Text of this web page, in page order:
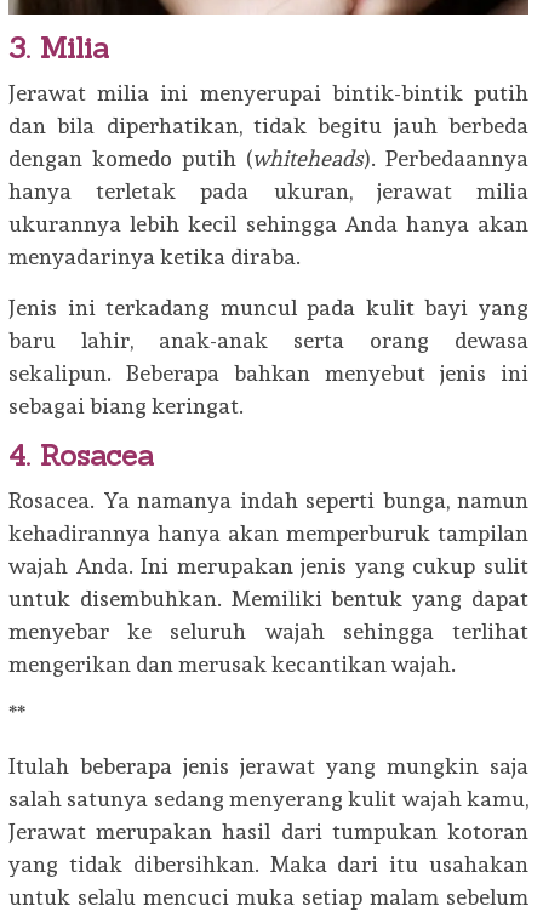
3. Milia
Jerawat milia ini menyerupai bintik-bintik putih
dan bila diperhatikan, tidak begitu jauh berbeda
dengan komedo putih (whiteheads). Perbedaannya
hanya terletak pada ukuran, jerawat milia
ukurannya lebih kecil sehingga Anda hanya akan
menyadarinya ketika diraba.
Jenis ini terkadang muncul pada kulit bayi yang
baru lahir, anak-anak serta orang dewasa
sekalipun. Beberapa bahkan menyebut jenis ini
sebagai biang keringat.
4. Rosacea
Rosacea. Ya namanya indah seperti bunga, namun
kehadirannya hanya akan memperburuk tampilan
wajah Anda. Ini merupakan jenis yang cukup sulit
untuk disembuhkan. Memiliki bentuk yang dapat
menyebar ke seluruh wajah sehingga terlihat
mengerikan dan merusak kecantikan wajah.
**
Itulah beberapa jenis jerawat yang mungkin saja
salah satunya sedang menyerang kulit wajah kamu,
Jerawat merupakan hasil dari tumpukan kotoran
yang tidak dibersihkan. Maka dari itu usahakan
untuk selalu mencuci muka setiap malam sebelum